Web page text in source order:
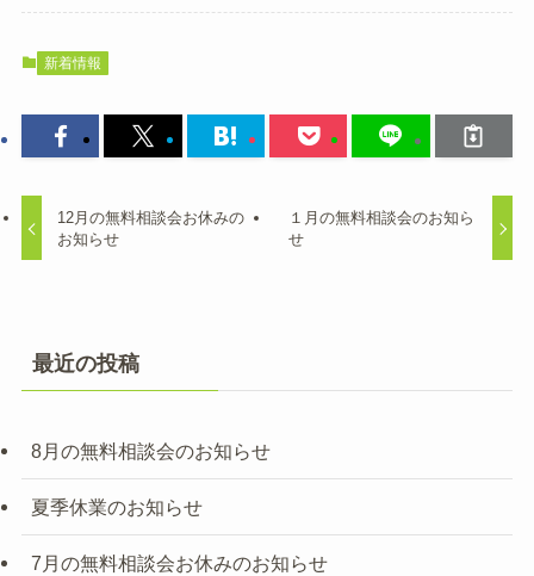
新着情報
12月の無料相談会お休みの
お知らせ
１月の無料相談会のお知ら
せ
最近の投稿
8月の無料相談会のお知らせ
夏季休業のお知らせ
7月の無料相談会お休みのお知らせ